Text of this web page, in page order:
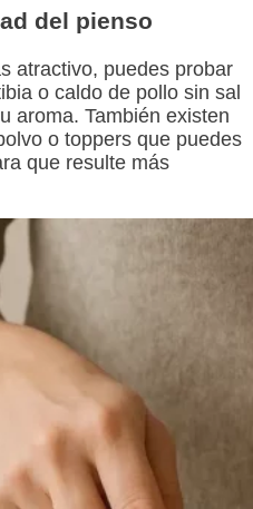
del pienso
atractivo, puedes probar
o caldo de pollo sin sal
aroma. También existen
o toppers que puedes
que resulte más